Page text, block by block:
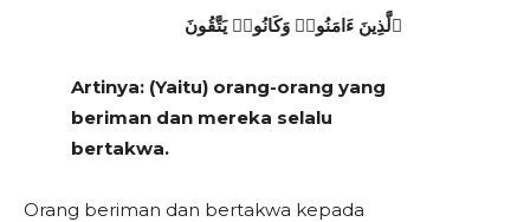
ٱلَّذِينَ ءَامَنُوا۟ وَكَانُوا۟ يَتَّقُونَ
Artinya: (Yaitu) orang-orang yang
beriman dan mereka selalu
bertakwa.
Orang beriman dan bertakwa kepada